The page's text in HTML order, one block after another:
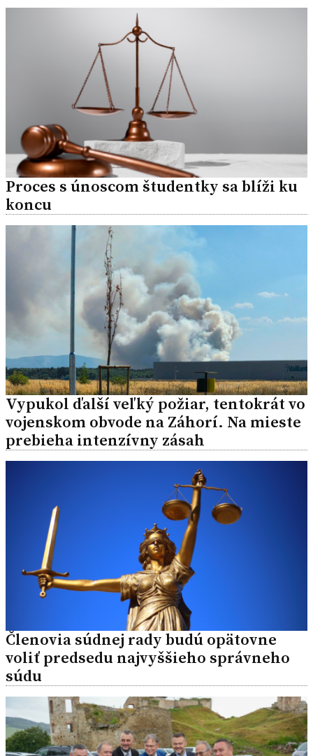
Proces s únoscom študentky sa blíži ku
koncu
Vypukol ďalší veľký požiar, tentokrát vo
vojenskom obvode na Záhorí. Na mieste
prebieha intenzívny zásah
Členovia súdnej rady budú opätovne
voliť predsedu najvyššieho správneho
súdu